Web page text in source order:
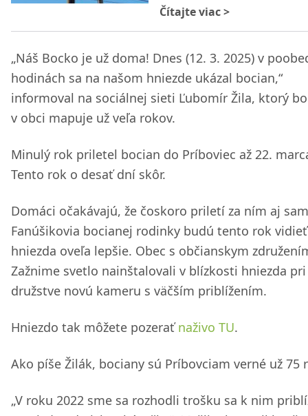
Čítajte viac>
„Náš Bocko je už doma! Dnes (12. 3. 2025) v
hodinách sa na našom hniezde ukázal bocian,“
informoval na sociálnej sieti Ľubomír Žila, ktorý
v obci mapuje už veľa rokov.
Minulý rok priletel bocian do Príboviec až 22.
Tento rok o desať dní skôr.
Domáci očakávajú, že čoskoro priletí za ním aj
Fanúšikovia bocianej rodinky budú tento rok
hniezda oveľa lepšie. Obec s občianskym
Zažnime svetlo nainštalovali v blízkosti hniezda pri
družstve novú kameru s väčším priblížením.
Hniezdo tak môžete pozeraťnaživo TU.
Ako píše Žilák, bociany sú Príbovciam verné už 75
„V roku 2022 sme sa rozhodli trošku sa k nim